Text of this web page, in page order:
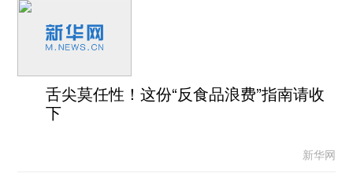
舌尖莫任性！这份“反食品浪费”指南请收
下
新华网